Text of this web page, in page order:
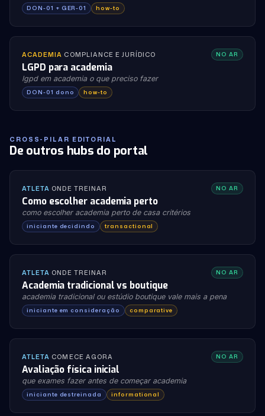
DON-01 + GER-01 how-to
ACADEMIA COMPLIANCE E JURÍDICO NO AR
LGPD para academia
lgpd em academia o que preciso fazer
DON-01 dono how-to
CROSS-PILAR EDITORIAL
De outros hubs do portal
ATLETA ONDE TREINAR NO AR
Como escolher academia perto
como escolher academia perto de casa critérios
iniciante decidindo transactional
ATLETA ONDE TREINAR NO AR
Academia tradicional vs boutique
academia tradicional ou estúdio boutique vale mais a pena
iniciante em consideração comparative
ATLETA COMECE AGORA NO AR
Avaliação física inicial
que exames fazer antes de começar academia
iniciante destreinada informational